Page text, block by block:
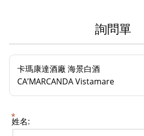
詢問單
卡瑪康達酒廠 海景白酒
CA’MARCANDA Vistamare
姓名: